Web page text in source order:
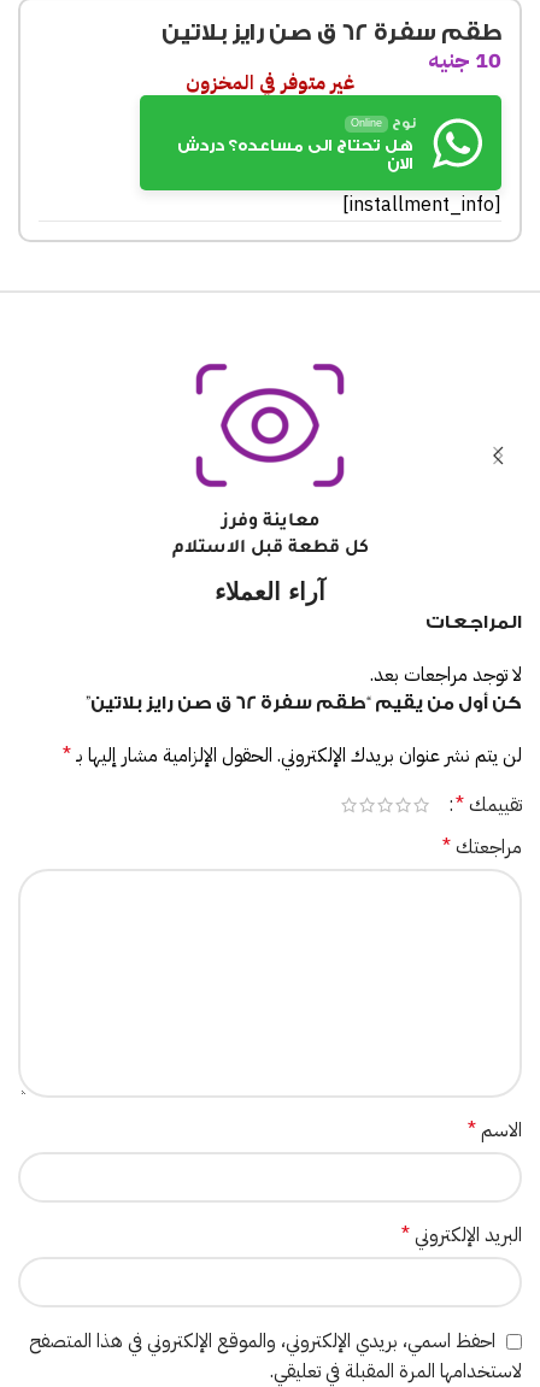
طقم سفرة 62 ق صن رايز بلاتين
10 جنيه
غير متوفر في المخزون
نوح Online
هل تحتاج الى مساعده؟ دردش
الان
[installment_info]
معاينة وفرز
كل قطعة قبل الاستلام
آراء العملاء
المراجعات
لا توجد مراجعات بعد.
كن أول من يقيم “طقم سفرة 62 ق صن رايز بلاتين”
لن يتم نشر عنوان بريدك الإلكتروني. الحقول الإلزامية مشار إليها بـ*
تقييمك*
مراجعتك*
الاسم*
البريد الإلكتروني*
احفظ اسمي، بريدي الإلكتروني، والموقع الإلكتروني في هذا المتصفح
لاستخدامها المرة المقبلة في تعليقي.